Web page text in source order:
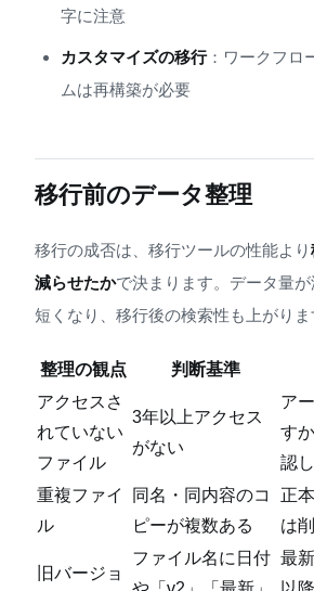
字に注意
カスタマイズの移行：ワークフロ
ムは再構築が必要
移行前のデータ整理
移行の成否は、移行ツールの性能より
減らせたかで決まります。データ量
短くなり、移行後の検索性も上がりま
整理の観点 判断基準
アクセスさ
れていない
ファイル
3年以上アクセス
がない
ア
す
認
重複ファイ
ル
同名・同内容のコ
ピーが複数ある
正
は
旧バージョ
ファイル名に日付 最